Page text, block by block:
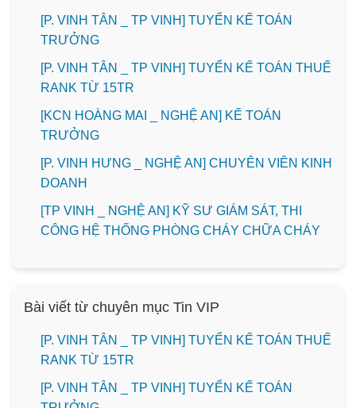
[P. VINH TÂN _ TP VINH] TUYỂN KẾ TOÁN
TRƯỞNG
[P. VINH TÂN _ TP VINH] TUYỂN KẾ TOÁN THUẾ
RANK TỪ 15TR
️[KCN HOÀNG MAI _ NGHỆ AN] KẾ TOÁN
TRƯỞNG
️[P. VINH HƯNG _ NGHỆ AN] CHUYÊN VIÊN KINH
DOANH
[TP VINH _ NGHỆ AN] KỸ SƯ GIÁM SÁT, THI
CÔNG HỆ THỐNG PHÒNG CHÁY CHỮA CHÁY
Bài viết từ chuyên mục Tin VIP
[P. VINH TÂN _ TP VINH] TUYỂN KẾ TOÁN THUẾ
RANK TỪ 15TR
[P. VINH TÂN _ TP VINH] TUYỂN KẾ TOÁN